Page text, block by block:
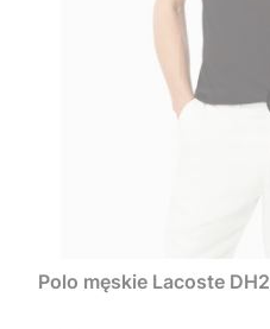
Polo męskie Lacoste